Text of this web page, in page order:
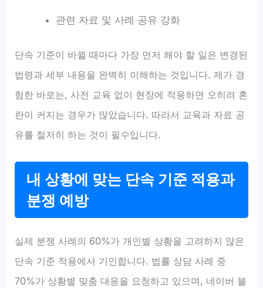
관련 자료 및 사례 공유 강화
단속 기준이 바뀔 때마다 가장 먼저 해야 할 일은 변경된
법령과 세부 내용을 완벽히 이해하는 것입니다. 제가 경
험한 바로는, 사전 교육 없이 현장에 적용하면 오히려 혼
란이 커지는 경우가 많았습니다. 따라서 교육과 자료 공
유를 철저히 하는 것이 필수입니다.
내 상황에 맞는 단속 기준 적용과
분쟁 예방
실제 분쟁 사례의 60%가 개인별 상황을 고려하지 않은
단속 기준 적용에서 기인합니다. 법률 상담 사례 중
70%가 상황별 맞춤 대응을 요청하고 있으며, 네이버 블